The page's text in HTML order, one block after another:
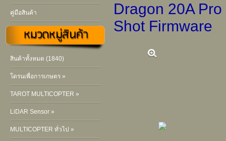
คู่มือสินค้า
สินค้าทั้งหมด (1840)
โดรนเพื่อการเกษตร »
TAROT MULTICOPTER »
LiDAR Sensor »
MULTICOPTER ทั่วไป »
Dragon 20A
Shot Firmware